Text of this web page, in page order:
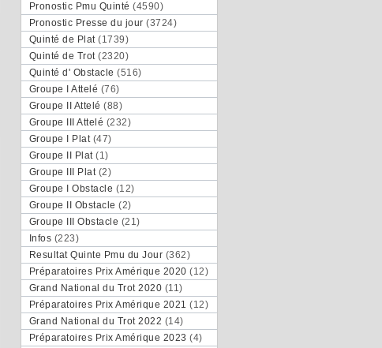
Pronostic Pmu Quinté (4590)
Pronostic Presse du jour (3724)
Quinté de Plat(1739)
Quinté de Trot(2320)
Quinté d' Obstacle (516)
Groupe I Attelé (76)
Groupe II Attelé (88)
Groupe III Attelé (232)
Groupe I Plat(47)
Groupe II Plat(1)
Groupe III Plat(2)
Groupe I Obstacle (12)
Groupe II Obstacle (2)
Groupe III Obstacle (21)
Infos (223)
Resultat Quinte Pmu du Jour (362)
Préparatoires Prix Amérique 2020 (12)
Grand National du Trot 2020 (11)
Préparatoires Prix Amérique 2021 (12)
Grand National du Trot 2022 (14)
Préparatoires Prix Amérique 2023 (4)